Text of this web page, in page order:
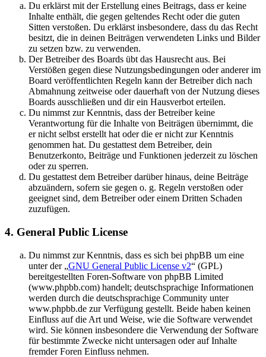
Du erklärst mit der Erstellung eines Beitrags, dass er keine
Inhalte enthält, die gegen geltendes Recht oder die guten
Sitten verstoßen. Du erklärst insbesondere, dass du das Recht
besitzt, die in deinen Beiträgen verwendeten Links und Bilder
zu setzen bzw. zu verwenden.
Der Betreiber des Boards übt das Hausrecht aus. Bei
Verstößen gegen diese Nutzungsbedingungen oder anderer im
Board veröffentlichten Regeln kann der Betreiber dich nach
Abmahnung zeitweise oder dauerhaft von der Nutzung dieses
Boards ausschließen und dir ein Hausverbot erteilen.
Du nimmst zur Kenntnis, dass der Betreiber keine
Verantwortung für die Inhalte von Beiträgen übernimmt, die
er nicht selbst erstellt hat oder die er nicht zur Kenntnis
genommen hat. Du gestattest dem Betreiber, dein
Benutzerkonto, Beiträge und Funktionen jederzeit zu löschen
oder zu sperren.
Du gestattest dem Betreiber darüber hinaus, deine Beiträge
abzuändern, sofern sie gegen o. g. Regeln verstoßen oder
geeignet sind, dem Betreiber oder einem Dritten Schaden
zuzufügen.
4. General Public License
Du nimmst zur Kenntnis, dass es sich bei phpBB um eine
unter der „GNU General Public License v2“ (GPL)
bereitgestellten Foren-Software von phpBB Limited
(www.phpbb.com) handelt; deutschsprachige Informationen
werden durch die deutschsprachige Community unter
www.phpbb.de zur Verfügung gestellt. Beide haben keinen
Einfluss auf die Art und Weise, wie die Software verwendet
wird. Sie können insbesondere die Verwendung der Software
für bestimmte Zwecke nicht untersagen oder auf Inhalte
fremder Foren Einfluss nehmen.